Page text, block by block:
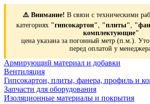
⚠️ Внимание! В связи с техническими
категориях "гипсокартон", "плиты",
комплектующие"
цена указана за погонный метр (п.м.).
перед оплатой у
Армирующий материал и добавки
Вентиляция
Гипсокартон, плиты, фанера, профиль и
Запчасти для оборудования
Изоляционные материалы и покрытия